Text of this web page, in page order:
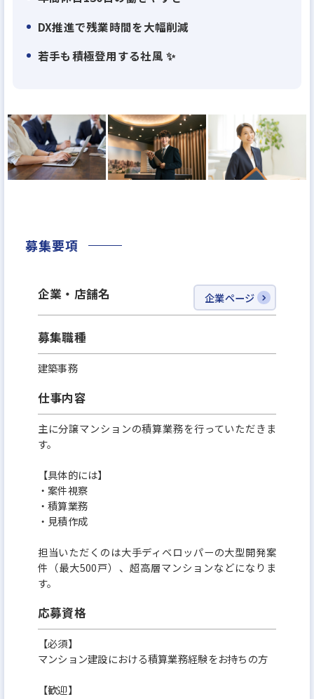
も高い施工品質を誇ります。
の売上1000億円達成を目指し、年齢や性別に関係な
く、意欲ある人材を積極的に採用・登用中。資格取
得支援など人材育成への投資にも力を入れています。
日。施工管理職は現場終了後に1週間～1か月のリフ
「建設ディレクターグループ」を新設し、DX推進に
よる業務効率化を加速。施工管理に伴う事務作業を
本社へ集約することで、現場の残業時間を30％以上
削減しています。
【主な施工実績】
・ブリリアタワー千葉（23階建・全491戸／2026年完
成予定）
【再開発実績】
・JR前橋駅北口地区第一種市街地再開発事業
安定基盤・高い技術力・働きやすさを兼ね備えた環
です。
DX推進で残業時間を大幅削減
若手も積極登用する社風 ✨
募集要項
企業・店舗名 企業ページ
募集職種
建築事務
仕事内容
主に分譲マンションの積算業務を行っていただきま
す。
【具体的には】
・案件視察
・積算業務
・見積作成
担当いただくのは大手ディベロッパーの大型開発案
件（最大500戸）、超高層マンションなどになりま
す。
応募資格
【必須】
マンション建設における積算業務経験をお持ちの方
【歓迎】